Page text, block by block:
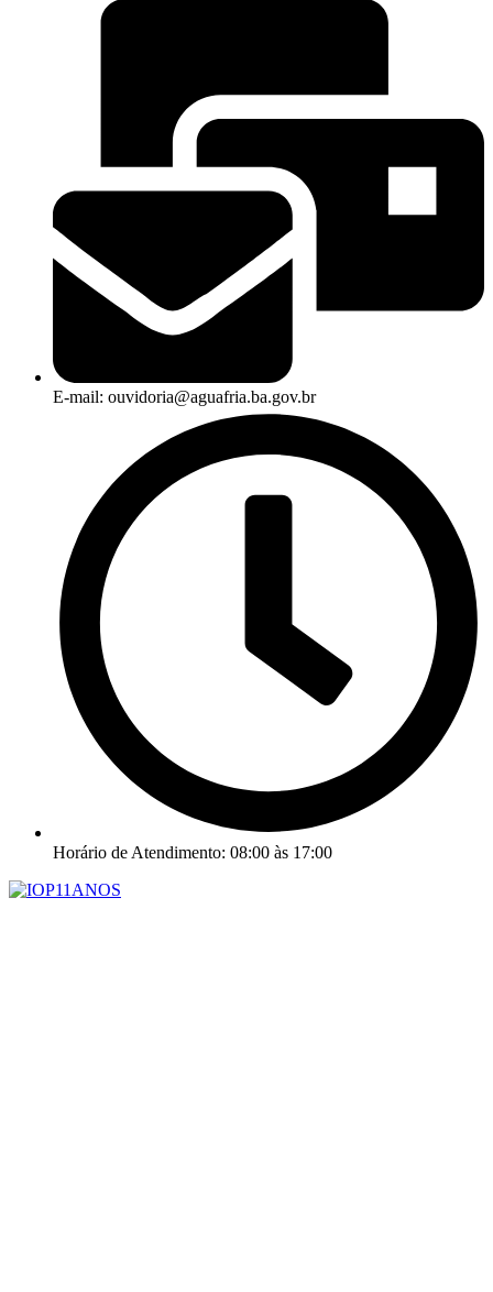
E-mail: ouvidoria@aguafria.ba.gov.br
Horário de Atendimento: 08:00 às 17:00